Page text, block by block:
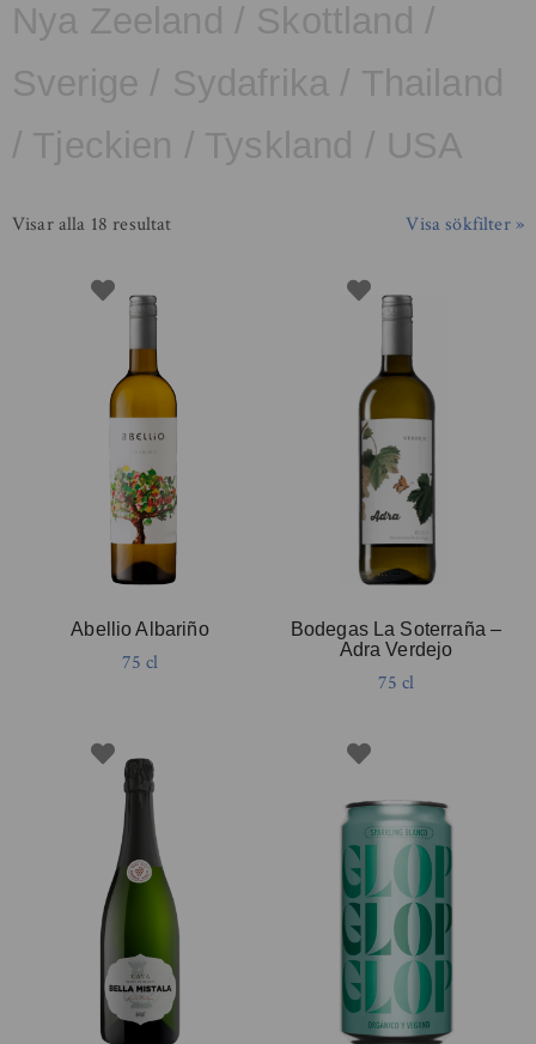
Nya Zeeland / Skottland /
Sverige / Sydafrika / Thailand
/ Tjeckien / Tyskland / USA
Visa sökfilter »
Visar alla 18 resultat
Abellio Albariño
75 cl
Bodegas La Soterraña –
Adra Verdejo
75 cl